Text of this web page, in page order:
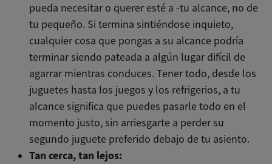
pueda necesitar o querer esté a -tu alcance, no de
tu pequeño. Si termina sintiéndose inquieto,
cualquier cosa que pongas a su alcance podría
terminar siendo pateada a algún lugar difícil de
agarrar mientras conduces. Tener todo, desde los
juguetes hasta los juegos y los refrigerios, a tu
alcance significa que puedes pasarle todo en el
momento justo, sin arriesgarte a perder su
segundo juguete preferido debajo de tu asiento.
Tan cerca, tan lejos: